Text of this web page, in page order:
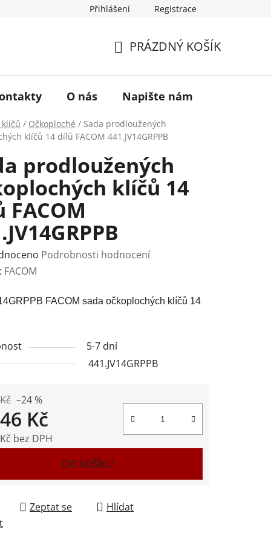
Historie značky TONA
Přihlášení Registrace
KOŠÍK
PRÁZDNÝ KOŠÍK
O nás Napište nám
klíčů / Očkoploché / Sada prodloužených
klíčů 14 dílů FACOM 441.JV14GRPPB
prodloužených
klíčů 14
FACOM
Podrobnosti hodnocení
FACOM
FACOM sada očkoplochých klíčů 14
5-7 dní
441.JV14GRPPB
–24 %
Kč
bez DPH
DO KOŠÍKU
Zeptat se
Hlídat